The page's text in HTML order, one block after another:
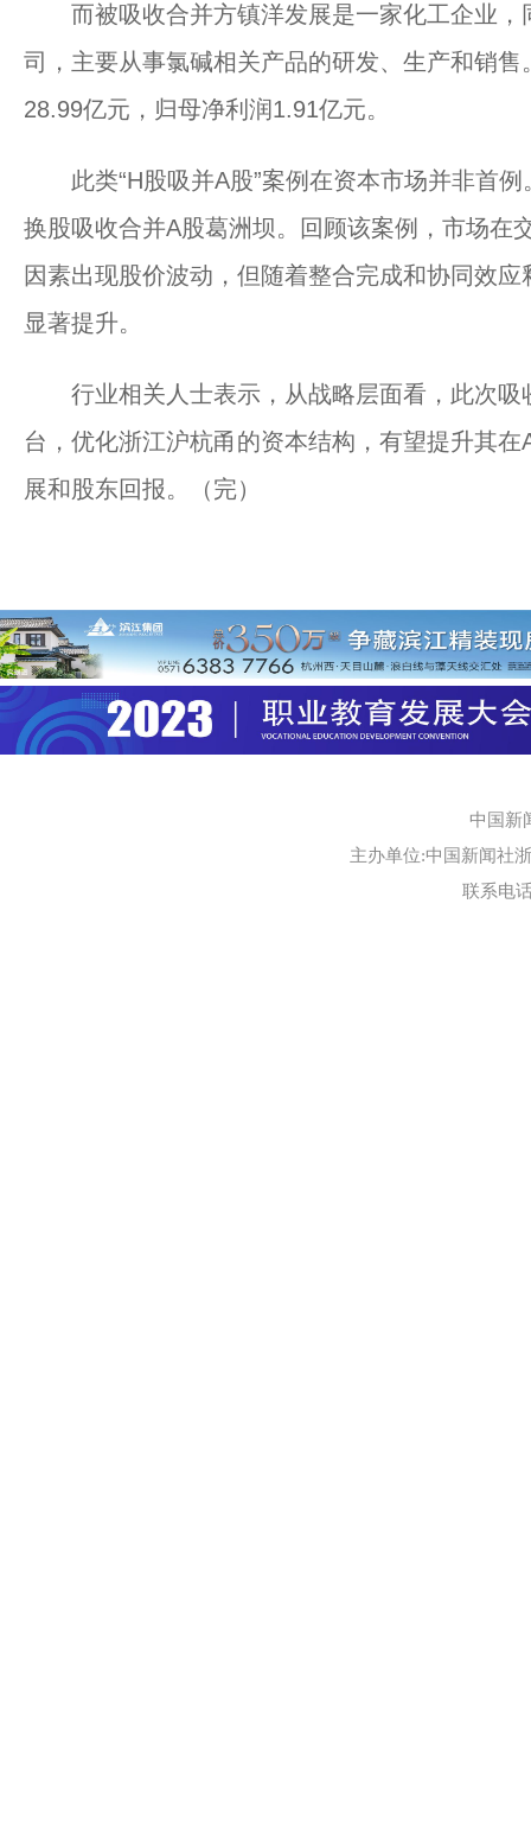
而被吸收合并方镇洋发展是一家化工企业，
司，主要从事氯碱相关产品的研发、生产和销
28.99亿元，归母净利润1.91亿元。
此类“H股吸并A股”案例在资本市场并非首例
换股吸收合并A股葛洲坝。回顾该案例，市场在
因素出现股价波动，但随着整合完成和协同效
显著提升。
行业相关人士表示，从战略层面看，此次吸
台，优化浙江沪杭甬的资本结构，有望提升其
展和股东回报。（完）
中国新
主办单位:中国新闻社
联系电